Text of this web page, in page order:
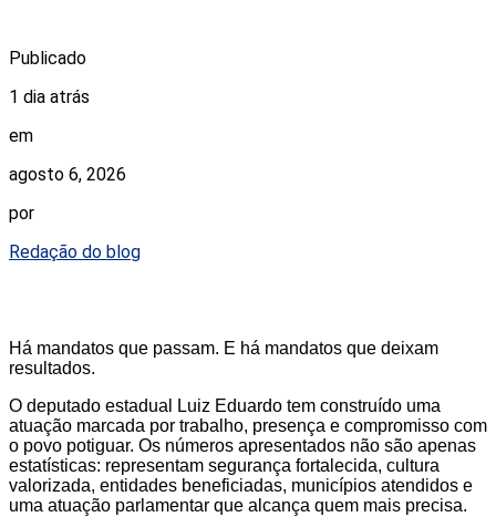
Publicado
1 dia atrás
em
agosto 6, 2026
por
Redação do blog
Há mandatos que passam. E há mandatos que deixam
resultados.
O deputado estadual Luiz Eduardo tem construído uma
atuação marcada por trabalho, presença e compromisso com
o povo potiguar. Os números apresentados não são apenas
estatísticas: representam segurança fortalecida, cultura
valorizada, entidades beneficiadas, municípios atendidos e
uma atuação parlamentar que alcança quem mais precisa.